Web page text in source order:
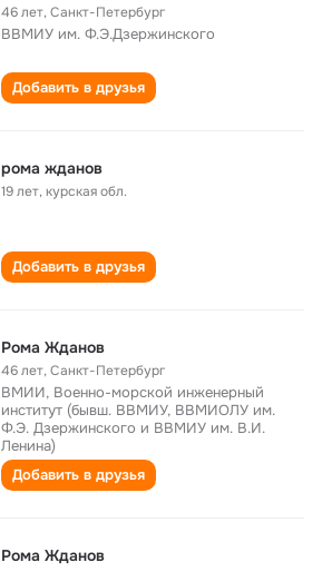
46 лет,Санкт-Петербург
ВВМИУ им. Ф.Э.Дзержинского
Добавить в друзья
рома жданов
19 лет,курская обл.
Добавить в друзья
Рома Жданов
46 лет,Санкт-Петербург
ВМИИ, Военно-морской инженерный
институт (бывш. ВВМИУ, ВВМИОЛУ им.
Ф.Э. Дзержинского и ВВМИУ им. В.И.
Ленина)
Добавить в друзья
Рома Жданов